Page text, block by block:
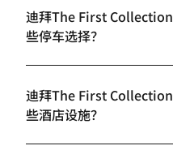
迪拜The First
些停车选择？
迪拜The First
些酒店设施？